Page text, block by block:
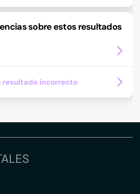
sobre estos resultados
resultado incorrecto